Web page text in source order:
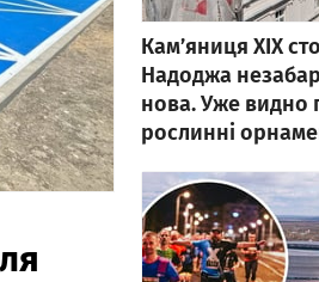
Кам’яниця ХІХ
Надоджа
нова. Уже видно
рослинні